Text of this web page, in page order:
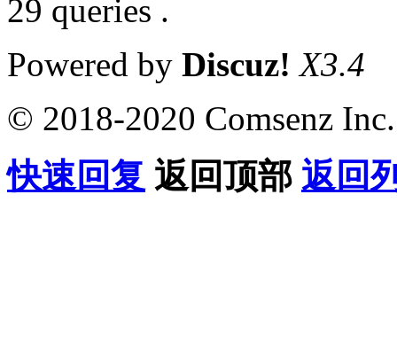
29 queries .
Powered by Discuz! X3.4
© 2018-2020 Comsenz Inc.
快速回复 返回顶部 返回